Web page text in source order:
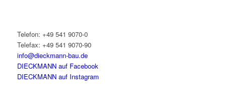
Telefon: +49 541 9070-0
Telefax: +49 541 9070-90
info@dieckmann-bau.de
DIECKMANN auf Facebook
DIECKMANN auf Instagram